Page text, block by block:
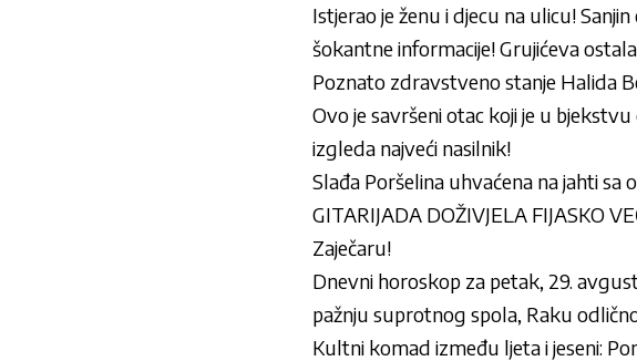
Istjerao je ženu i djecu na ulicu!
šokantne informacije! Grujićeva
Poznato zdravstveno stanje Halida
Ovo je savršeni otac koji je u
izgleda najveći nasilnik!
Slađa Poršelina uhvaćena na jahti sa
GITARIJADA DOŽIVJELA FIJASKO
Zaječaru!
Dnevni horoskop za petak, 29.
pažnju suprotnog spola, Raku
Kultni komad između ljeta i jeseni: